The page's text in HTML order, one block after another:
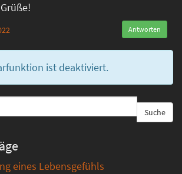
Antworten
ist deaktiviert.
Suche
eines Lebensgefühls